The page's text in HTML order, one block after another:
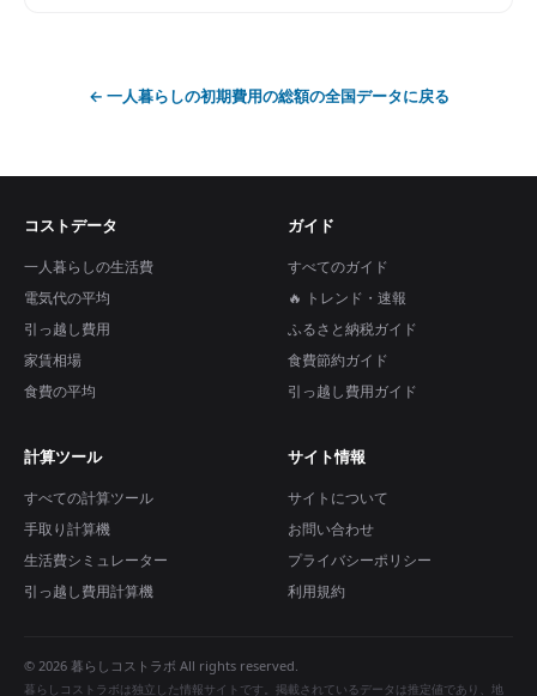
← 一人暮らしの初期費用の総額の全国データに戻る
コストデータ
一人暮らしの生活費
電気代の平均
引っ越し費用
家賃相場
食費の平均
ガイド
すべてのガイド
🔥 トレンド・速報
ふるさと納税ガイド
食費節約ガイド
引っ越し費用ガイド
計算ツール
すべての計算ツール
手取り計算機
生活費シミュレーター
引っ越し費用計算機
サイト情報
サイトについて
お問い合わせ
プライバシーポリシー
利用規約
© 2026 暮らしコストラボ All rights reserved.
暮らしコストラボは独立した情報サイトです。掲載されているデータは推定値であり、地